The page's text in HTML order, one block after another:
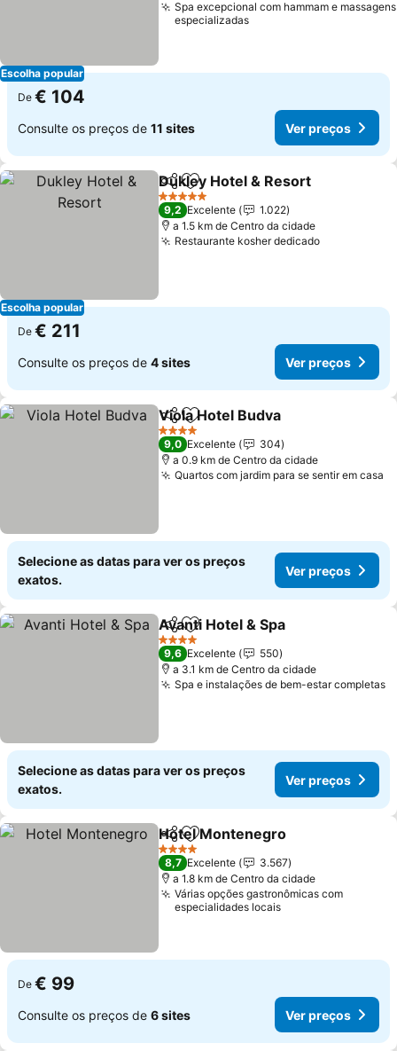
Escolha popular
Spa excepcional com hammam e massagens
especializadas
De € 104
Consulte os preços de 11 sites Ver preços
Escolha popular
PartilharAdicionar aos favoritos
Dukley Hotel & Resort
5 Estrelas
9,2 Excelente
1.022
a 1.5 km de Centro da cidade
Restaurante kosher dedicado
De € 211
Consulte os preços de 4 sites Ver preços
PartilharAdicionar aos favoritos
Viola Hotel Budva
4 Estrelas
9,0 Excelente
304
a 0.9 km de Centro da cidade
Quartos com jardim para se sentir em casa
Selecione as datas para ver os preços
exatos.
Ver preços
PartilharAdicionar aos favoritos
Avanti Hotel & Spa
4 Estrelas
9,6 Excelente
550
a 3.1 km de Centro da cidade
Spa e instalações de bem-estar completas
Selecione as datas para ver os preços
exatos.
Ver preços
PartilharAdicionar aos favoritos
Hotel Montenegro
4 Estrelas
8,7 Excelente
3.567
a 1.8 km de Centro da cidade
Várias opções gastronômicas com
especialidades locais
De € 99
Consulte os preços de 6 sites Ver preços